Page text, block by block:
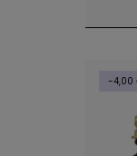
-4,00